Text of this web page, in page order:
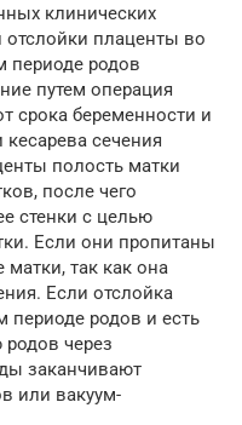
клинических
плаценты во
периоде родов
путем операция
срока беременности и
сечения
полость матки
после чего
стенки с целью
Если они пропитаны
так как она
Если отслойка
родов и есть
через
заканчивают
или вакуум-